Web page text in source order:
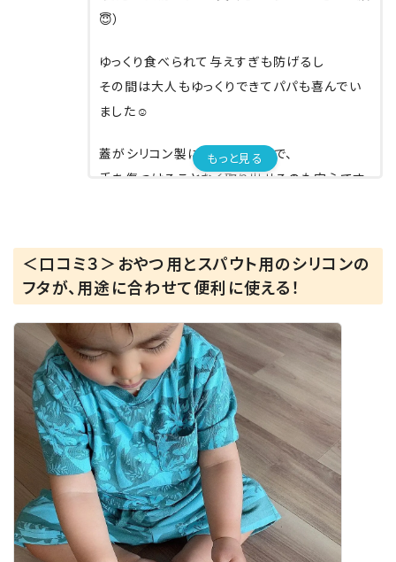
😇）
ゆっくり食べられて与えすぎも防げるし
その間は大人もゆっくりできてパパも喜んでい
ました☺️
蓋がシリコン製になっているので、
手を傷つけることなく取り出せるのも安心です
気になる方はぜひチェックしてみてください😊
🌈
もっと見る
＜口コミ３＞おやつ用とスパウト用のシリコンの
フタが、用途に合わせて便利に使える！